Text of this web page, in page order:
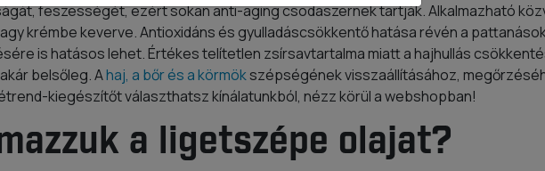
feszességét, ezért sokan anti-aging csodaszernek tartják. Alkalmazható
krémbe keverve. Antioxidáns és gyulladáscsökkentő hatása révén a
is hatásos lehet. Értékes telítetlen zsírsavtartalma miatt a hajhullás
belsőleg. Ahaj, a bőr és a körmökszépségének visszaállításához,
kiegészítőt választhatsz kínálatunkból, nézz körül a webshopban!
a ligetszépe olajat?